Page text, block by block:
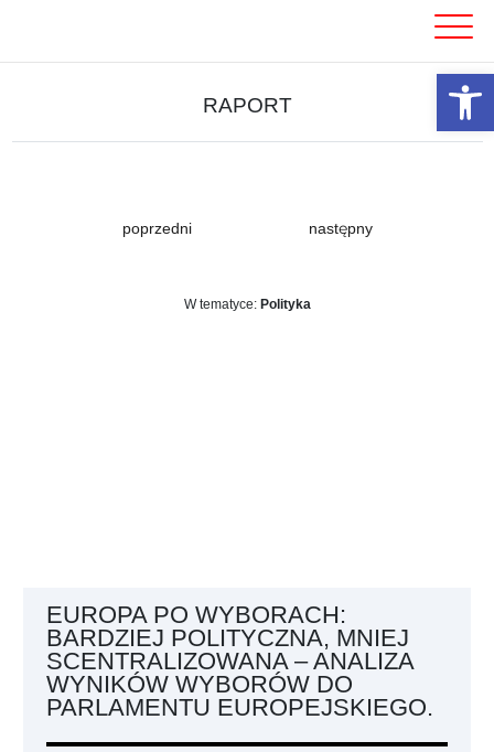
RAPORT
poprzedni następny
W tematyce: Polityka
EUROPA PO WYBORACH:
BARDZIEJ POLITYCZNA, MNIEJ
SCENTRALIZOWANA – ANALIZA
WYNIKÓW WYBORÓW DO
PARLAMENTU EUROPEJSKIEGO.